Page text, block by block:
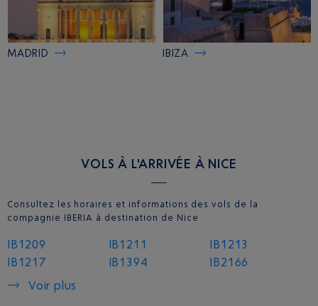
MADRID IBIZA
VOLS À L'ARRIVÉE À NICE
Consultez les horaires et informations des vols de la
compagnie IBERIA à destination de Nice
IB1209 IB1211
IB1213
IB1217
IB1394
IB2166
Voir plus